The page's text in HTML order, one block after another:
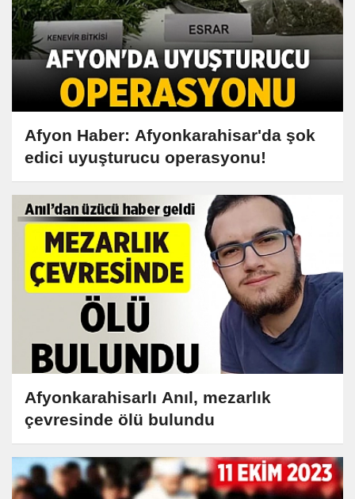
Afyon Haber: Afyonkarahisar'da şok
edici uyuşturucu operasyonu!
Afyonkarahisarlı Anıl, mezarlık
çevresinde ölü bulundu